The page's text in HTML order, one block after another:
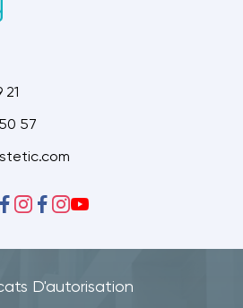
57
D'autorisation